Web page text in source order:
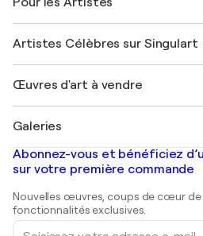
Offrir une carte cadeau
Rejoignez notre programme
Mon compte
+33 1 76 44 06 42
FAQ
Magazine Singulart
Emplois
Découvrez une sélection d'art
Se connecter en tant qu'Artiste
Artistes Célèbres sur Singulart
Marc Chagall
Banksy
Mr. Brainwash
Shepard Fairey
Œuvres d'art à vendre
Tableaux abstraits à vendre
Peintures de paysage
Estampes
Peintures acryliques
Galeries
Galeries d'art en France
Galeries d'art en Belgique
Abonnez-vous et bénéficiez
sur votre première commande
Nouvelles œuvres, coups de cœur de
fonctionnalités exclusives.
Saisissez